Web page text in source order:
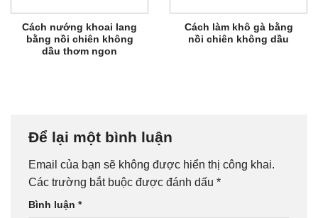
Cách nướng khoai lang
bằng nồi chiên không
dầu thơm ngon
Cách làm khô gà bằng
nồi chiên không dầu
Để lại một bình luận
Email của bạn sẽ không được hiển thị công khai.
Các trường bắt buộc được đánh dấu *
Bình luận *